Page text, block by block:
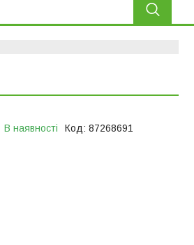
В наявності Код: 87268691